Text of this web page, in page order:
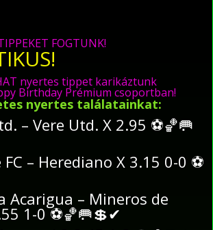
FOGTUNK!
nyertes tippet karikáztunk
Birthday Prémium csoportban!
nyertes találatainkat:
– Vere Utd. X 2.95 ⚽🏀🥅
– Herediano X 3.15 0-0 ⚽
Acarigua – Mineros de
1-0⚽🏀🥅💲✔